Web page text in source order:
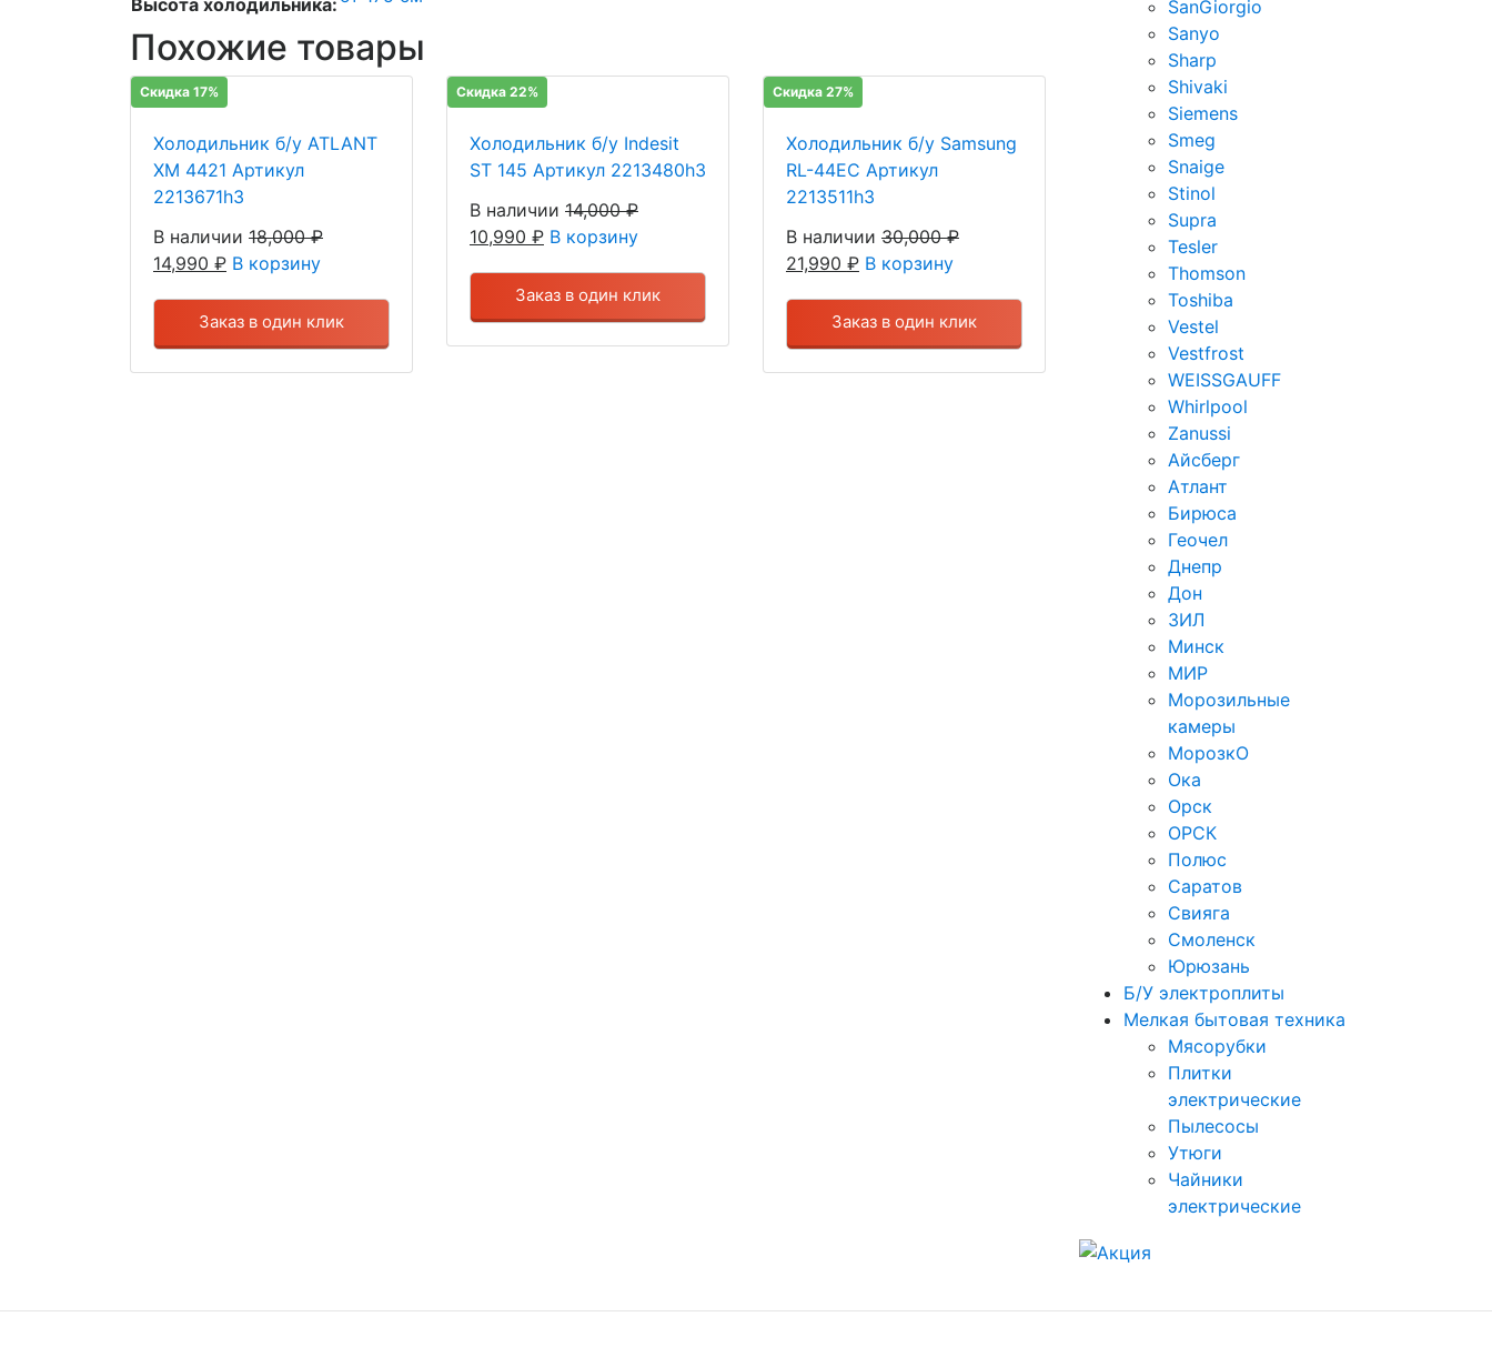
Высота холодильника:
Похожие товары
Скидка 17%
Холодильник б/у ATLANT
ХМ 4421 Артикул
2213671h3
В наличии 18,000₽
14,990 ₽ В корзину
Заказ в один клик
Скидка 22%
Холодильник б/у Indesit
ST 145 Артикул 2213480h3
В наличии 14,000₽
10,990 ₽ В корзину
Заказ в один клик
Скидка 27%
Холодильник б/у Samsung
RL-44EC Артикул
2213511h3
В наличии 30,000₽
21,990 ₽ В корзину
Заказ в один клик
SanGiorgio
Sanyo
Sharp
Shivaki
Siemens
Smeg
Snaige
Stinol
Supra
Tesler
Thomson
Toshiba
Vestel
Vestfrost
WEISSGAUFF
Whirlpool
Zanussi
Айсберг
Атлант
Бирюса
Геочел
Днепр
Дон
ЗИЛ
Минск
МИР
Морозильные
камеры
МорозкО
Ока
Орск
ОРСК
Полюс
Саратов
Свияга
Смоленск
Юрюзань
Б/У электроплиты
Мелкая бытовая техника
Мясорубки
Плитки
электрические
Пылесосы
Утюги
Чайники
электрические